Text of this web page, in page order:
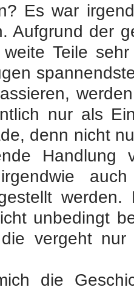
Es war
Aufgrund der
Teile
nur als
denn nicht
Handlung
unbedingt
vergeht nur
die